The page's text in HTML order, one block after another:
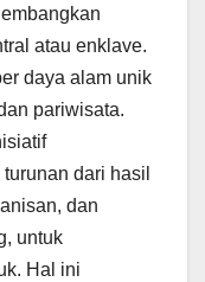
atau enklave.
daya alam unik
pariwisata.
dari hasil
dan
untuk
Hal ini